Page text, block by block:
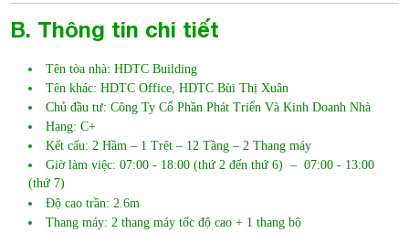
Kết cấu: 2 Hầm – 1 Trệt – 12 Tầng – 2 Thang máy
Giờ làm việc: 07:00 - 18:00 (thứ 2 đến thứ 6) – 07:00 - 13:00
(thứ 7)
Độ cao trần: 2.6m
Thang máy: 2 thang máy tốc độ cao + 1 thang bộ
Diện tích sàn: 520 m2
Diện tích cho thuê: 75 – 105 – 145 – 205 – 300 – 400 – 500 m2
C. Giá thuê
Giá: 13$ /m2
Phí xe máy: 200.000đ /tháng